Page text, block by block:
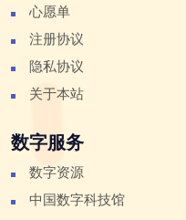
心愿单
注册协议
隐私协议
关于本站
数字服务
数字资源
中国数字科技馆